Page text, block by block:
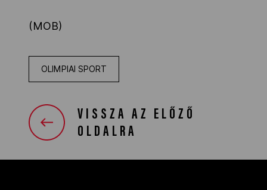
(MOB)
OLIMPIAI SPORT
VISSZA AZ ELŐZŐ
OLDALRA